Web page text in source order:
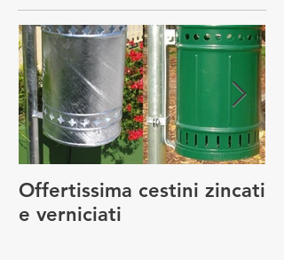
Offertissima cestini zincati
e verniciati